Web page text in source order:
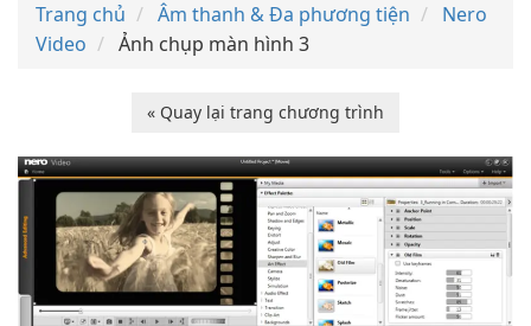
Trang chủ Âm thanh & Đa phương tiện
Nero
Video
Ảnh chụp màn hình 3
« Quay lại trang chương trình